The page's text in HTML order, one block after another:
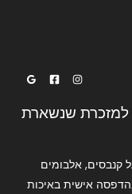
למזכרת שנשארת
קנבסים, אלבומים
אישית באיכות